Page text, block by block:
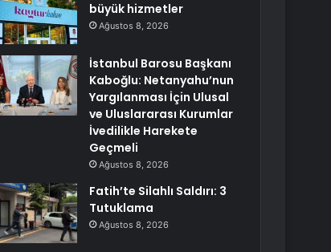
büyük hizmetler
Ağustos 8, 2026
İstanbul Barosu Başkanı
Kaboğlu: Netanyahu’nun
Yargılanması İçin Ulusal
ve Uluslararası Kurumlar
İvedilikle Harekete
Geçmeli
Ağustos 8, 2026
Fatih’te Silahlı Saldırı: 3
Tutuklama
Ağustos 8, 2026